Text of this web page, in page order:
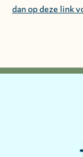
dan op deze link